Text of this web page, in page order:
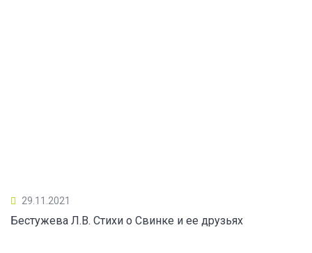
29.11.2021
Бестужева Л.В. Стихи о Свинке и ее друзьях